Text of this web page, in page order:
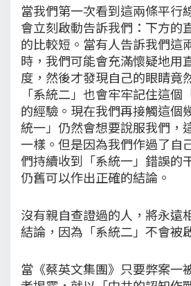
當我們第一次看到這兩條平行
會立刻啟動告訴我們：下方的
的比較短。當有人告訴我們這
時，我們可能會充滿懷疑地用
度，然後才發現自己的眼睛竟
「系統二」也會牢牢記住這個
的經驗。現在我們再接觸這個
統一」仍然會想要說服我們，
一樣。但是因為我們作過了自
們持續收到「系統一」錯誤的
仍舊可以作出正確的結論。
沒有親自查證過的人，將永遠
結論，因為「系統二」不會被
當《蔡英文集團》只要弊案一